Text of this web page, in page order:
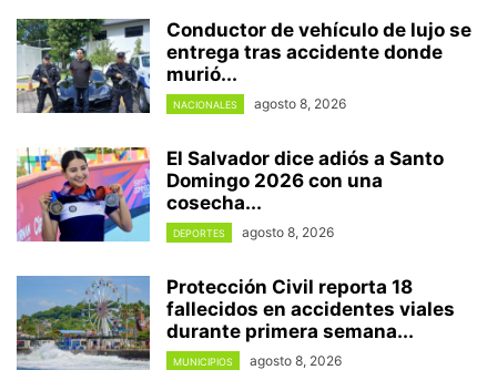
Conductor de vehículo de lujo se
entrega tras accidente donde
murió...
NACIONALES agosto 8, 2026
El Salvador dice adiós a Santo
Domingo 2026 con una
cosecha...
DEPORTES agosto 8, 2026
Protección Civil reporta 18
fallecidos en accidentes viales
durante primera semana...
MUNICIPIOS agosto 8, 2026